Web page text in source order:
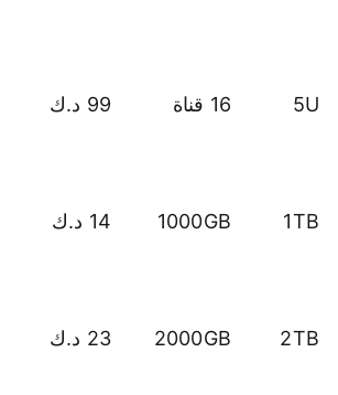
5U 16 قناة 99 د.ك
1TB
1000GB 14 د.ك
2TB
2000GB 23 د.ك